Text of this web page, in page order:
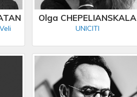
Olga CHEPELIANSKALA
UNICITI